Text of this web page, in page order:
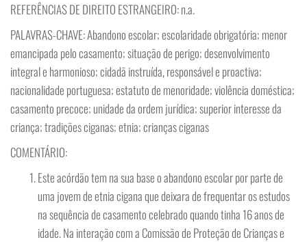
REFERÊNCIAS DE DIREITO ESTRANGEIRO: n.a.
PALAVRAS-CHAVE: Abandono escolar; escolaridade obrigatória; menor
emancipada pelo casamento; situação de perigo; desenvolvimento
integral e harmonioso; cidadã instruída, responsável e proactiva;
nacionalidade portuguesa; estatuto de menoridade; violência doméstica;
casamento precoce; unidade da ordem jurídica; superior interesse da
criança; tradições ciganas; etnia; crianças ciganas
COMENTÁRIO:
Este acórdão tem na sua base o abandono escolar por parte de
uma jovem de etnia cigana que deixara de frequentar os estudos
na sequência de casamento celebrado quando tinha 16 anos de
idade. Na interação com a Comissão de Proteção de Crianças e